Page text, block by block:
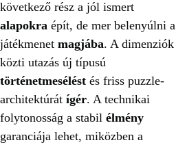
következő rész a jól ismert
alapokra épít, de mer belenyúlni a
játékmenet magjába. A dimenziók
közti utazás új típusú
történetmesélést és friss puzzle-
architektúrát ígér. A technikai
folytonosság a stabil élmény
garanciája lehet, miközben a